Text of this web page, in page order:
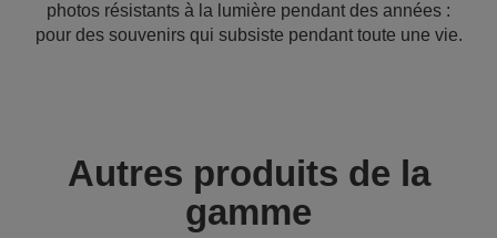
photos résistants à la lumière pendant des années :
pour des souvenirs qui subsiste pendant toute une vie.
Autres produits de la
gamme